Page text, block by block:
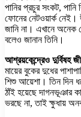
পানির প্রচুর সংকট,
ফোনের নেটওয়ার্ক
জানি না। এখানে
বলেও জানান তিনি।
আশ্রয়কেন্দ্রেও দুর্বিষহ
মায়ের বুকের দুধের
শিশু আয়েশা। তিন দিন
ঠাঁই হয়েছে দাগনভূঞার
ভরছে না, তাই ক্ষুধায়